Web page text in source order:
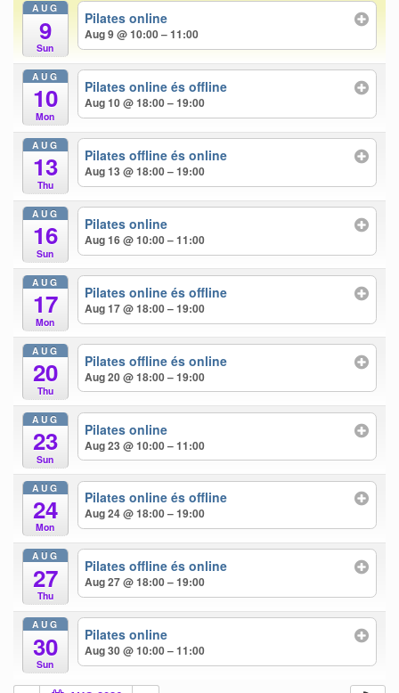
AUG
9
Sun
Pilates online
Aug 9 @ 10:00 – 11:00
AUG
10
Mon
Pilates online és offline
Aug 10 @ 18:00 – 19:00
AUG
13
Thu
Pilates offline és online
Aug 13 @ 18:00 – 19:00
AUG
16
Sun
Pilates online
Aug 16 @ 10:00 – 11:00
AUG
17
Mon
Pilates online és offline
Aug 17 @ 18:00 – 19:00
AUG
20
Thu
Pilates offline és online
Aug 20 @ 18:00 – 19:00
AUG
23
Sun
Pilates online
Aug 23 @ 10:00 – 11:00
AUG
24
Mon
Pilates online és offline
Aug 24 @ 18:00 – 19:00
AUG
27
Thu
Pilates offline és online
Aug 27 @ 18:00 – 19:00
AUG
30
Sun
Pilates online
Aug 30 @ 10:00 – 11:00